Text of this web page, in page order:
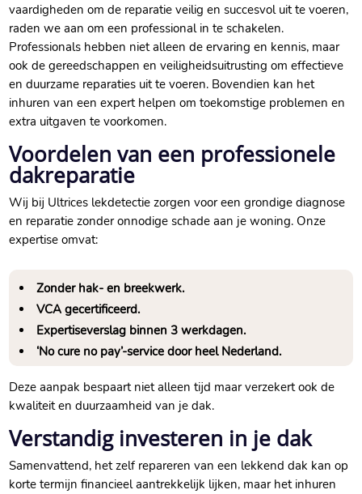
vaardigheden om de reparatie veilig en succesvol uit te voeren,
raden we aan om een professional in te schakelen.​
Professionals hebben niet alleen de ervaring en kennis, maar
ook de gereedschappen en veiligheidsuitrusting om effectieve
en duurzame reparaties uit te voeren.​ Bovendien kan het
inhuren van een expert helpen om toekomstige problemen en
extra uitgaven te voorkomen.​
Voordelen van een professionele
dakreparatie
Wij bij Ultrices lekdetectie zorgen voor een grondige diagnose
en reparatie zonder onnodige schade aan je woning.​ Onze
expertise omvat:
Zonder hak- en breekwerk.​
VCA gecertificeerd.​
Expertiseverslag binnen 3 werkdagen.​
‘No cure no pay’-service door heel Nederland.​
Deze aanpak bespaart niet alleen tijd maar verzekert ook de
kwaliteit en duurzaamheid van je dak.​
Verstandig investeren in je dak
Samenvattend, het zelf repareren van een lekkend dak kan op
korte termijn financieel aantrekkelijk lijken, maar het inhuren